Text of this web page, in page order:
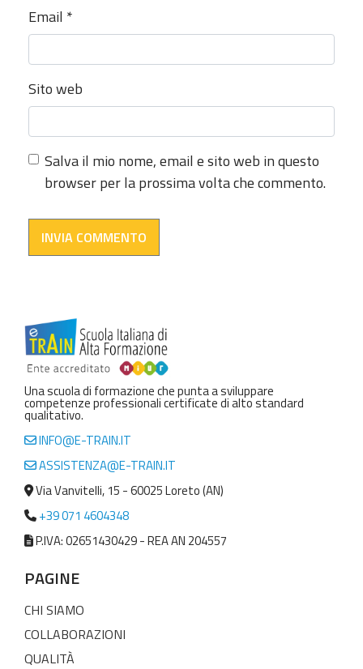
Email *
Sito web
Salva il mio nome, email e sito web in questo
browser per la prossima volta che commento.
Una scuola di formazione che punta a sviluppare
competenze professionali certificate di alto standard
qualitativo.
INFO@E-TRAIN.IT
ASSISTENZA@E-TRAIN.IT
Via Vanvitelli, 15 - 60025 Loreto (AN)
+39 071 4604348
P.IVA: 02651430429 - REA AN 204557
PAGINE
CHI SIAMO
COLLABORAZIONI
QUALITÀ